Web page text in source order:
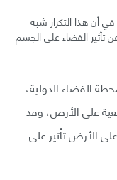
أن هذا التكرار شبه
تأثير الفضاء على الجسم
الفضاء الدولية،
على الأرض، وقد
الأرض تأثير على